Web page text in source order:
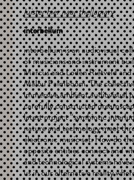
luister hier naar the||apiary
interbellum
interbellum is an audiovisual
of musicians and instrument
Marcus and Loden Rietveld
Malou Palmboom. The
immersive ambient audiovisual
carefully constructed
latest project “symbiotic
nature and technology meet
electronic music set. How do
opposite entities connect and
and technological systems
us in our alternative reality